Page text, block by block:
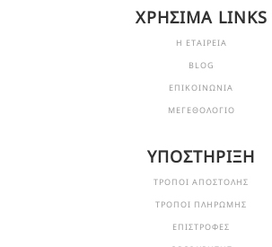
ΧΡΗΣΙΜΑ LINKS
Η ΕΤΑΙΡΕΙΑ
BLOG
ΕΠΙΚΟΙΝΩΝΙΑ
ΜΕΓΕΘΟΛΟΓΙΟ
ΥΠΟΣΤΗΡΙΞΗ
ΤΡΟΠΟΙ ΑΠΟΣΤΟΛΗΣ
ΤΡΟΠΟΙ ΠΛΗΡΩΜΗΣ
ΕΠΙΣΤΡΟΦΕΣ